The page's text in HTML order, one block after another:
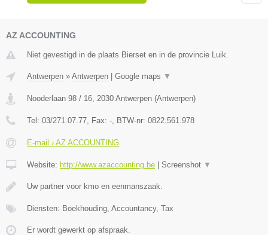
AZ ACCOUNTING
Niet gevestigd in de plaats Bierset en in de provincie Luik.
Antwerpen » Antwerpen | Google maps ▼
Nooderlaan 98 / 16 2030 Antwerpen (Antwerpen)
Tel: 03/271.07.77 , Fax: - , BTW-nr: 0822.561.978
E-mail › AZ ACCOUNTING
Website: http://www.azaccounting.be | Screenshot ▼
Uw partner voor kmo en eenmanszaak.
Diensten: Boekhouding, Accountancy, Tax
Er wordt gewerkt op afspraak.